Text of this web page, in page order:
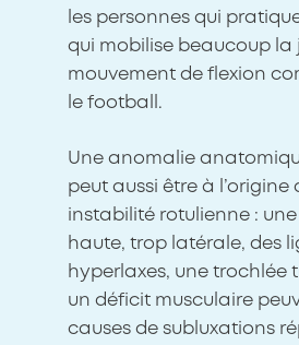
les personnes qui
qui mobilise beaucoup la
mouvement de flexion
le football.
Une anomalie
peut aussi être à l’origine
instabilité rotulienne :
haute, trop latérale, des
hyperlaxes, une trochlée
un déficit musculaire
causes de subluxations